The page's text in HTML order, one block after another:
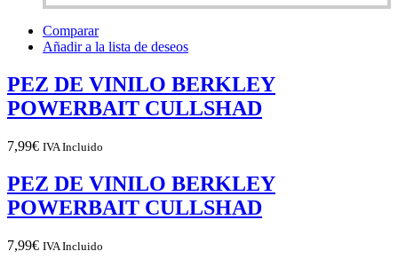
Comparar
Añadir a la lista de deseos
PEZ DE VINILO BERKLEY
POWERBAIT CULLSHAD
7,99€ IVA Incluido
PEZ DE VINILO BERKLEY
POWERBAIT CULLSHAD
7,99€ IVA Incluido